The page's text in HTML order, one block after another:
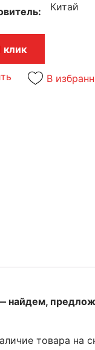
Китай
клик
В
найдем,
товара на